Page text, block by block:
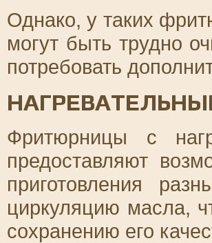
Однако, у таких
могут быть трудно
потребовать
Фритюрницы с
предоставляют
приготовления
циркуляцию масла,
сохранению его